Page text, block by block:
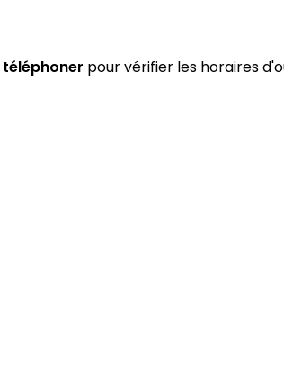
téléphoner pour vérifier les horaires